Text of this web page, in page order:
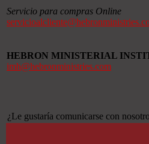
Servicio para compras Online
HEBRON MINISTERIAL
imh@hebronministries.com
¿Le gustaría comunicarse con